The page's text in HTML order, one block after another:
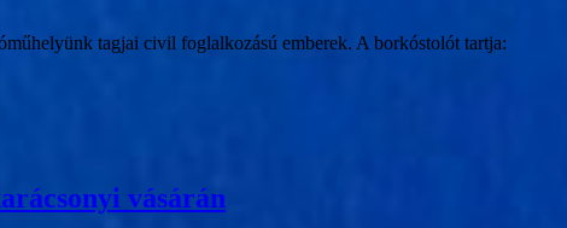
tagjai civil foglalkozású emberek. A borkóstolót tartja:
vásárán